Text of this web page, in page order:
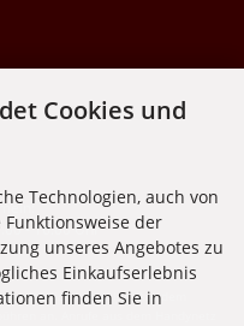
- 16:00 Uhr
natürlich kostenlos. Aus dem
an. Anrufe aus dem Handynetz
Cookies und
Technologien, auch von
der
unseres Angebotes zu
Einkaufserlebnis
finden Sie in